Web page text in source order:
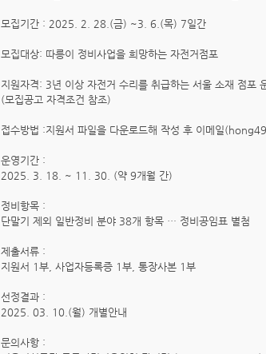
모집기간 : 2025. 2. 28.(금) ~3. 6.(목) 7일간
모집대상: 따릉이 정비사업을 희망하는 자전거점포
지원자격: 3년 이상 자전거 수리를 취급하는 서울 소재 점포
(모집공고 자격조건 참조)
접수방법 :지원서 파일을 다운로드해 작성 후 이메일
운영기간 :
2025. 3. 18. ~ 11. 30. (약 9개월 간)
정비항목 :
단말기 제외 일반정비 분야 38개 항목 … 정비공임표 별첨
제출서류 :
지원서 1부, 사업자등록증 1부, 통장사본 1부
선정결과 :
2025. 03. 10.(월) 개별안내
문의사항 :